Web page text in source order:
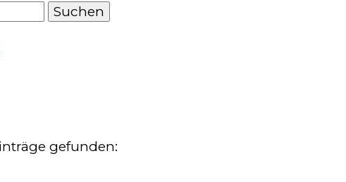
gefunden: